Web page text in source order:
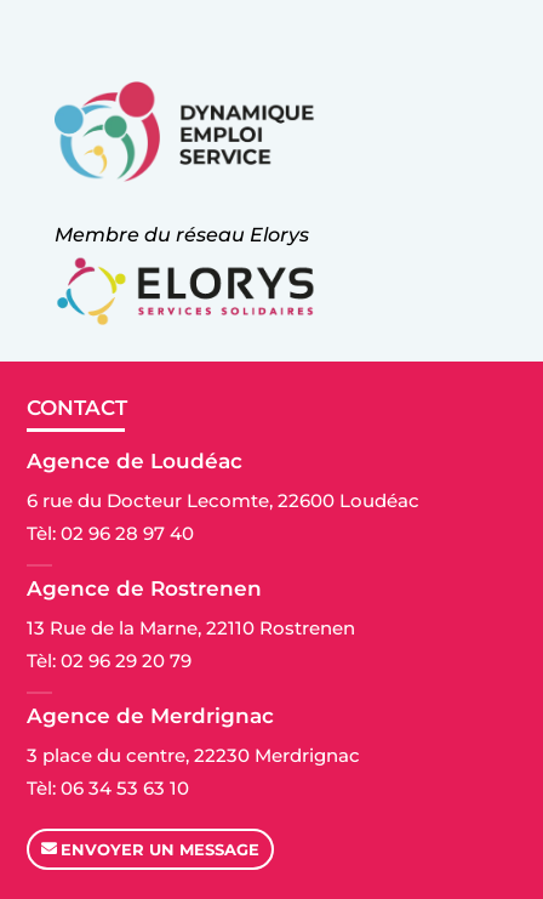
Membre du réseau Elorys
CONTACT
Agence de Loudéac
6 rue du Docteur Lecomte, 22600 Loudéac
Tèl:02 96 28 97 40
Agence de Rostrenen
13 Rue de la Marne, 22110 Rostrenen
Tèl:02 96 29 20 79
Agence de Merdrignac
3 place du centre, 22230 Merdrignac
Tèl:06 34 53 63 10
ENVOYER UN MESSAGE